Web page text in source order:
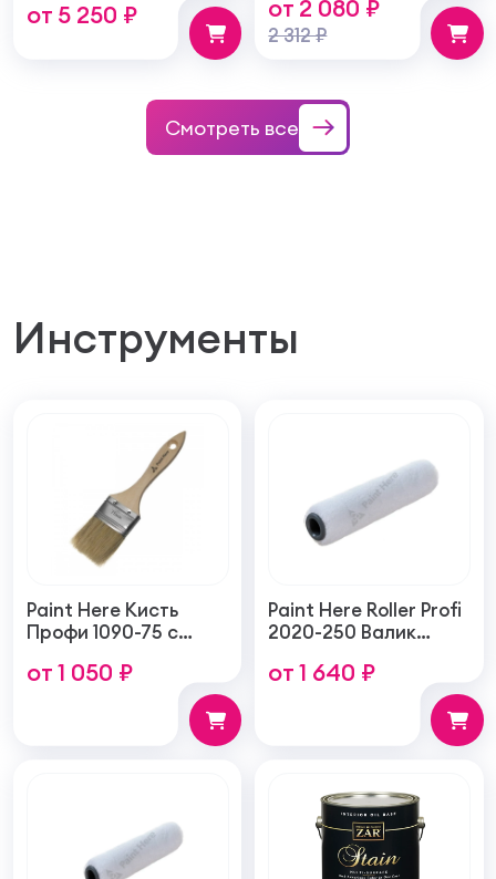
от 5 250 ₽
эффектом
от 2 080 ₽
2 312 ₽
Смотреть все
Инструменты
Paint Here Кисть
Профи 1090-75 с
щетиной плоская
от 1 050 ₽
Paint Here Roller Profi
2020-250 Валик
тонкую гладкую
структуру покрытия
от 1 640 ₽